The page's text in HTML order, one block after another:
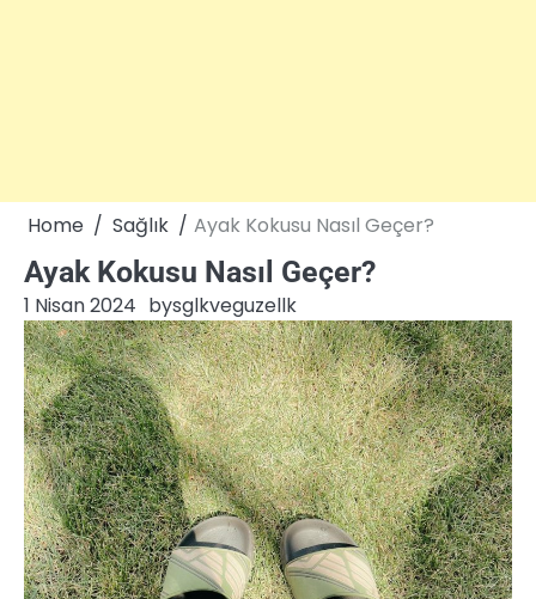
Home Sağlık Ayak Kokusu Nasıl Geçer?
Ayak Kokusu Nasıl Geçer?
1 Nisan 2024 bysglkveguzellk